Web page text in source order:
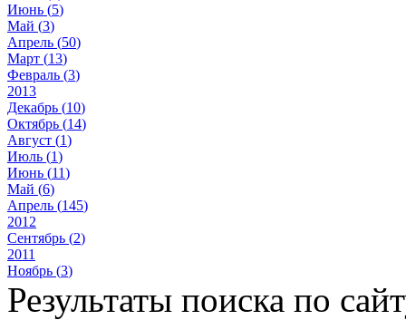
Июнь (5)
Май (3)
Апрель (50)
Март (13)
Февраль (3)
2013
Декабрь (10)
Октябрь (14)
Август (1)
Июль (1)
Июнь (11)
Май (6)
Апрель (145)
2012
Сентябрь (2)
2011
Ноябрь (3)
Результаты поиска по